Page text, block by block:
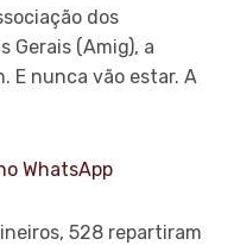
dos
Gerais (Amig), a
E nunca vão estar. A
WhatsApp
528 repartiram